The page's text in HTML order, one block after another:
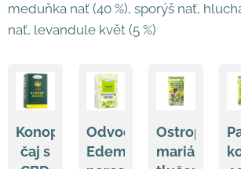
meduňka nať (40 %), sporýš nať,
nať, levandule květ (5 %)
Konopný
čaj s
Odvodnění
Edemin,
mariánský